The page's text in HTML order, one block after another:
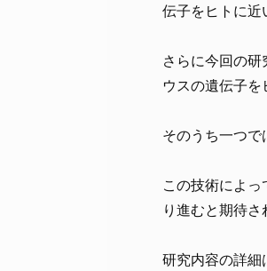
伝子をヒトに近
さらに今回の
ウスの遺伝子を
そのうち一つで
この技術によ
り進むと期待さ
研究内容の詳